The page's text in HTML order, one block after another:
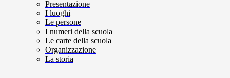
Presentazione
I luoghi
Le persone
I numeri della scuola
Le carte della scuola
Organizzazione
La storia